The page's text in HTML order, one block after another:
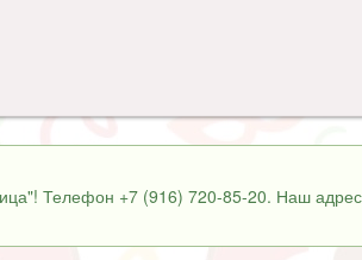
Телефон +7 (916) 720-85-20. Наш